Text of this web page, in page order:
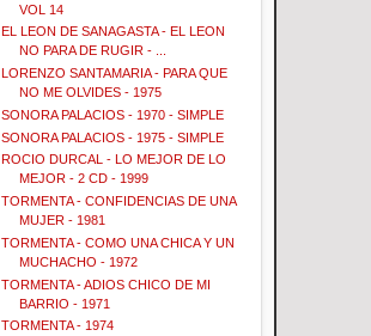
VOL 14
EL LEON DE SANAGASTA - EL LEON
NO PARA DE RUGIR - ...
LORENZO SANTAMARIA - PARA QUE
NO ME OLVIDES - 1975
SONORA PALACIOS - 1970 - SIMPLE
SONORA PALACIOS - 1975 - SIMPLE
ROCIO DURCAL - LO MEJOR DE LO
MEJOR - 2 CD - 1999
TORMENTA - CONFIDENCIAS DE UNA
MUJER - 1981
TORMENTA - COMO UNA CHICA Y UN
MUCHACHO - 1972
TORMENTA - ADIOS CHICO DE MI
BARRIO - 1971
TORMENTA - 1974